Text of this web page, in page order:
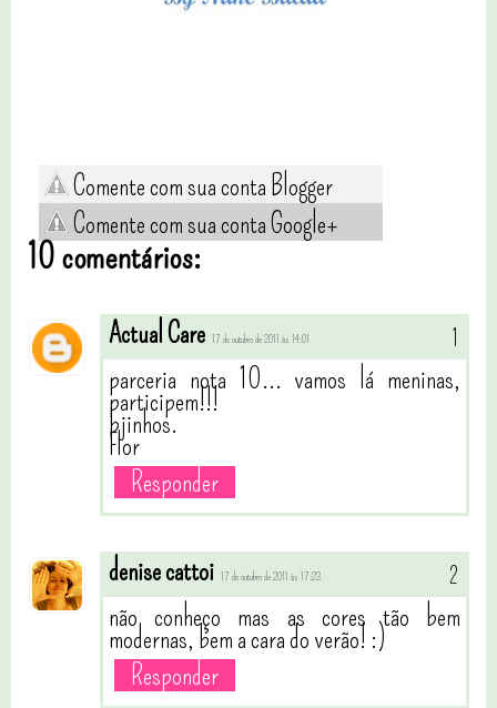
Comente com sua conta Blogger
Comente com sua conta Google+
10 comentários:
Actual Care 17 de outubro de 2011 às 14:01
parceria nota 10... vamos lá meninas,
participem!!!
bjinhos.
Flor
Responder
denise cattoi 17 de outubro de 2011 às 17:23
não conheço mas as cores tão bem
modernas, bem a cara do verão! :)
Responder